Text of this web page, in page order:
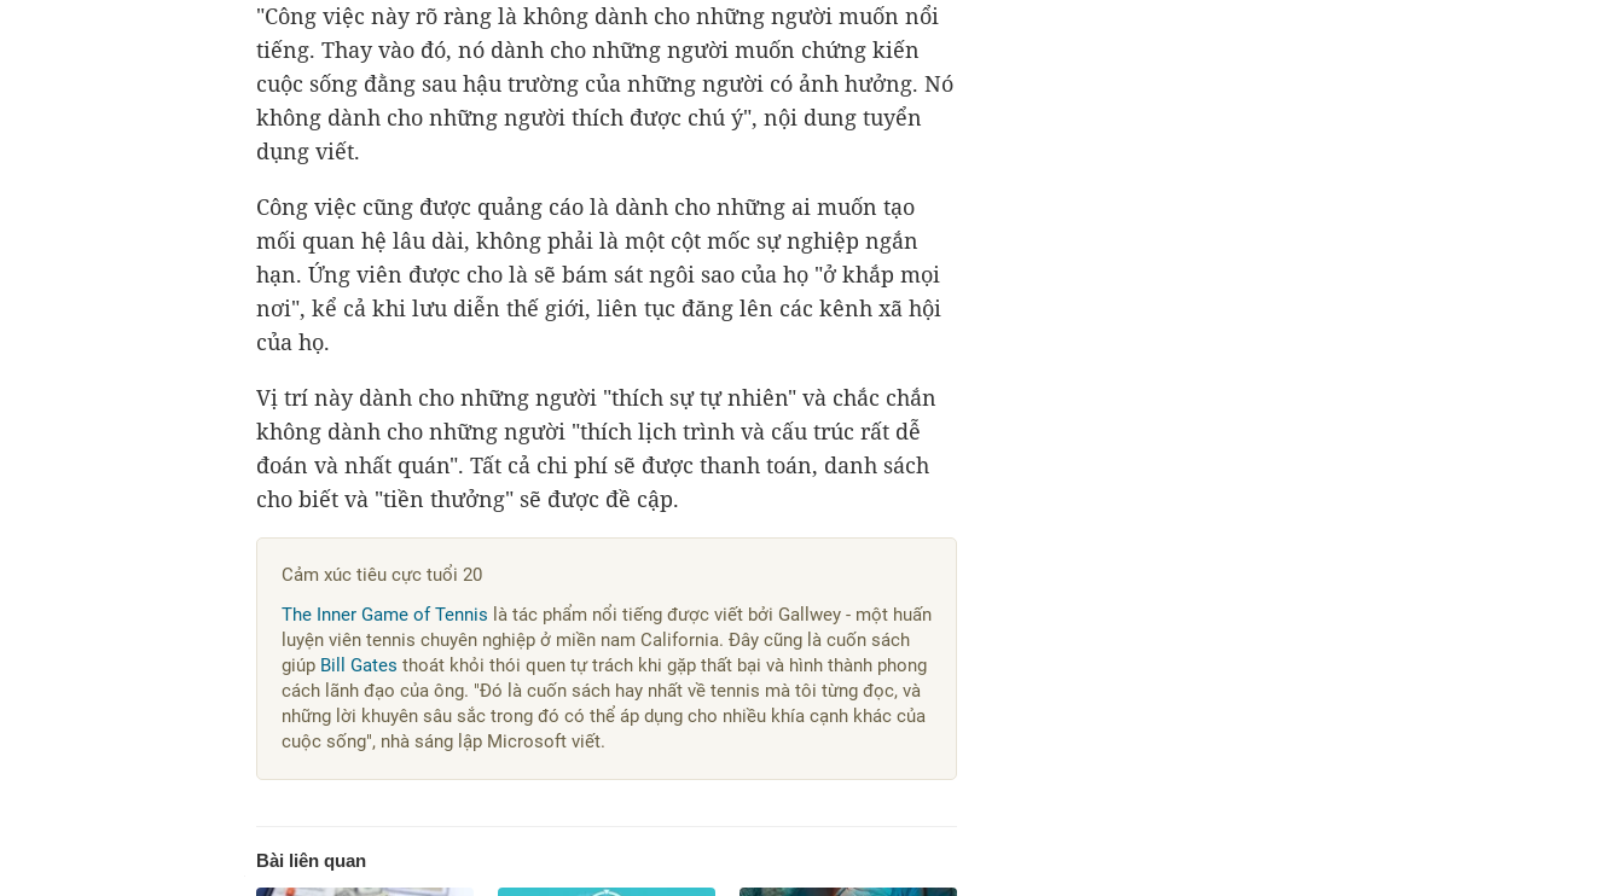
"Công việc này rõ ràng là không dành cho những người muốn nổi
tiếng. Thay vào đó, nó dành cho những người muốn chứng kiến ​​​​
cuộc sống đằng sau hậu trường của những người có ảnh hưởng. Nó
không dành cho những người thích được chú ý", nội dung tuyển
dụng viết.
Công việc cũng được quảng cáo là dành cho những ai muốn tạo
mối quan hệ lâu dài, không phải là một cột mốc sự nghiệp ngắn
hạn. Ứng viên được cho là sẽ bám sát ngôi sao của họ "ở khắp mọi
nơi", kể cả khi lưu diễn thế giới, liên tục đăng lên các kênh xã hội
của họ.
Vị trí này dành cho những người "thích sự tự nhiên" và chắc chắn
không dành cho những người "thích lịch trình và cấu trúc rất dễ
đoán và nhất quán". Tất cả chi phí sẽ được thanh toán, danh sách
cho biết và "tiền thưởng" sẽ được đề cập.
Cảm xúc tiêu cực tuổi 20
The Inner Game of Tennis là tác phẩm nổi tiếng được viết bởi Gallwey - một huấn
luyện viên tennis chuyên nghiệp ở miền nam California. Đây cũng là cuốn sách
giúp Bill Gates thoát khỏi thói quen tự trách khi gặp thất bại và hình thành phong
cách lãnh đạo của ông. "Đó là cuốn sách hay nhất về tennis mà tôi từng đọc, và
những lời khuyên sâu sắc trong đó có thể áp dụng cho nhiều khía cạnh khác của
cuộc sống", nhà sáng lập Microsoft viết.
Bài liên quan